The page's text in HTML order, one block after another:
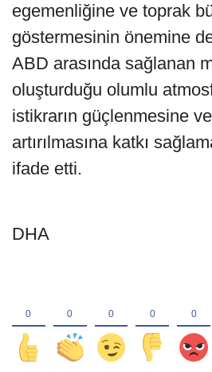
egemenliğine ve toprak
göstermesinin önemine
ABD arasında sağlanan
oluşturduğu olumlu
istikrarın güçlenmesine
artırılmasına katkı
ifade etti.
DHA